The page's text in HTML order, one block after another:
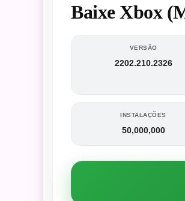
Baixe Xbox
VERSÃO
2202.210.2326
INSTALAÇÕES
50,000,000